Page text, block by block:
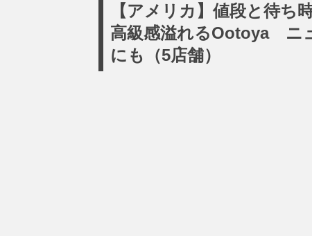
【アメリカ】値段と待ち
高級感溢れるOotoya ニ
にも（5店舗）